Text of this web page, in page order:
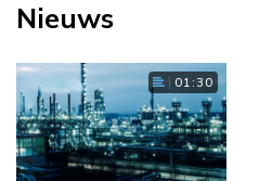
Nieuws
01:30